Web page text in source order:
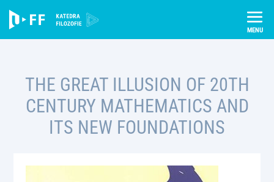
content
Publikace
The Great Illusion of 20th Century Mathematics and its New
Foundations
THE GREAT ILLUSION OF 20TH
CENTURY MATHEMATICS AND
ITS NEW FOUNDATIONS